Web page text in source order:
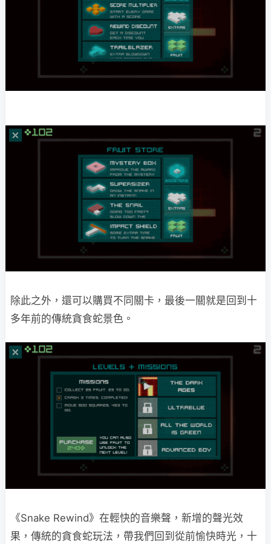
除此之外，還可以購買不同關卡，最後一關就是回到十
多年前的傳統貪食蛇景色。
《Snake Rewind》在輕快的音樂聲，新增的聲光效
果，傳統的貪食蛇玩法，帶我們回到從前愉快時光，十